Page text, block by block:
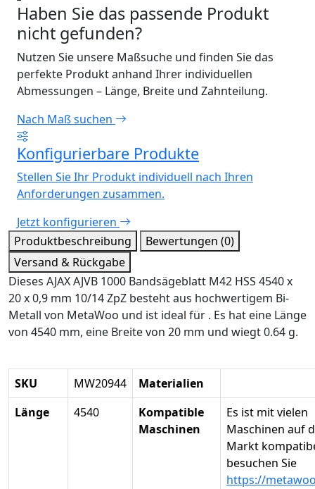
Haben Sie das passende Produkt
nicht gefunden?
Nutzen Sie unsere Maßsuche und finden Sie das
perfekte Produkt anhand Ihrer individuellen
Abmessungen – Länge, Breite und Zahnteilung.
Nach Maß suchen
Konfigurierbare Produkte
Stellen Sie Ihr Produkt individuell nach Ihren
Anforderungen zusammen.
Jetzt konfigurieren
Produktbeschreibung
Bewertungen (0)
Versand & Rückgabe
Dieses AJAX AJVB 1000 Bandsägeblatt M42 HSS 4540 x
20 x 0,9 mm 10/14 ZpZ besteht aus hochwertigem Bi-
Metall von MetaWoo und ist ideal für . Es hat eine Länge
von 4540 mm, eine Breite von 20 mm und wiegt 0.64 g.
SKU MW20944
Materialien
Länge
4540
Kompatible
Maschinen
Es ist mit vielen
Maschinen auf
Markt
besuchen Sie
https://